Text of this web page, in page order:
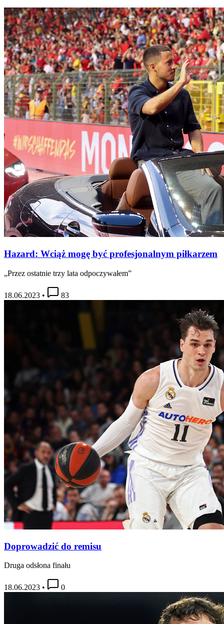
Hazard: Wciąż mogę być profesjonalnym piłkarzem
„Przez ostatnie trzy lata odpoczywałem”
18.06.2023 • 83
Doprowadzić do remisu
Druga odsłona finału
18.06.2023 • 0